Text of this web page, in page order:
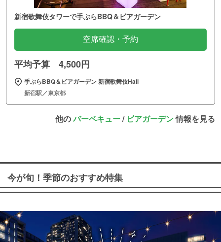
新宿歌舞伎タワーで手ぶらBBQ＆ビアガーデン
空席確認・予約
平均予算 4,500円
手ぶらBBQ＆ビアガーデン 新宿歌舞伎Hall
新宿駅／東京都
他のバーベキュー/ ビアガーデン情報を見る
今が旬！季節のおすすめ特集